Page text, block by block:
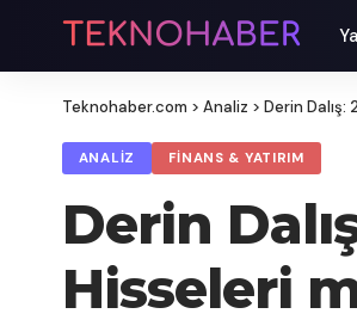
Teknohaber.com > Analiz > Derin Dalış:
ANALIZ FINANS & YATIRIM
Derin
Hisseleri